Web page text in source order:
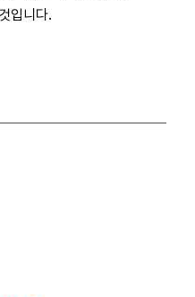
입니다.